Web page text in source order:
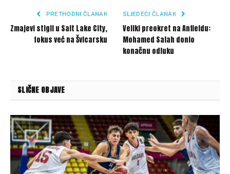
PRETHODNI ČLANAK
Zmajevi stigli u Salt Lake City,
fokus već na Švicarsku
SLJEDEĆI ČLANAK
Veliki preokret na Anfieldu:
Mohamed Salah donio
konačnu odluku
SLIČNE OBJAVE